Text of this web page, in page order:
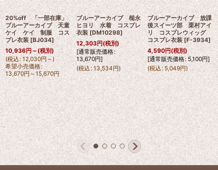
20%off 「一部在庫」
ブルーアーカイブ 天童
ケイ ケイ 制服 コス
プレ衣装 [BJ034]
10,936円～(税別)
(税込: 12,030円～)
希望小売価格:
13,670円～15,670円
ブルーアーカイブ 槌永
ヒヨリ 水着 コスプレ
衣装 [DM10298]
12,303円(税別)
[通常販売価格:
13,670円]
(税込: 13,534円)
ブルーアーカイブ 放課
後スイーツ部 栗村アイ
リ コスプレウィッグ
コスプレ衣装 [F-3934]
4,590円(税別)
[通常販売価格: 5,100円]
(税込 : 5,049円)